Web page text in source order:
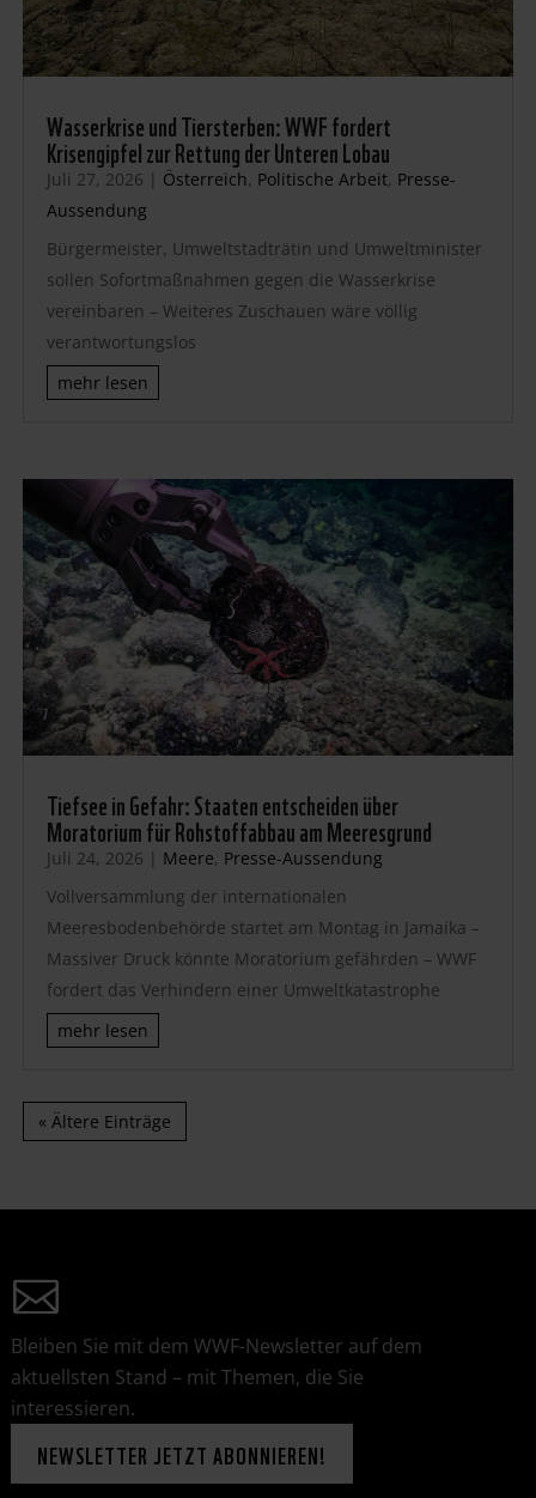
Wasserkrise und Tiersterben: WWF fordert
Krisengipfel zur Rettung der Unteren Lobau
Juli 27, 2026 | Österreich, Politische Arbeit, Presse-
Aussendung
Bürgermeister, Umweltstadträtin und Umweltminister
sollen Sofortmaßnahmen gegen die Wasserkrise
vereinbaren – Weiteres Zuschauen wäre völlig
verantwortungslos
mehr lesen
Tiefsee in Gefahr: Staaten entscheiden über
Moratorium für Rohstoffabbau am Meeresgrund
Juli 24, 2026 | Meere, Presse-Aussendung
Vollversammlung der internationalen
Meeresbodenbehörde startet am Montag in Jamaika –
Massiver Druck könnte Moratorium gefährden – WWF
fordert das Verhindern einer Umweltkatastrophe
mehr lesen
« Ältere Einträge
Bleiben Sie mit dem WWF-Newsletter auf dem
aktuellsten Stand – mit Themen, die Sie
interessieren.
NEWSLETTER JETZT ABONNIEREN!